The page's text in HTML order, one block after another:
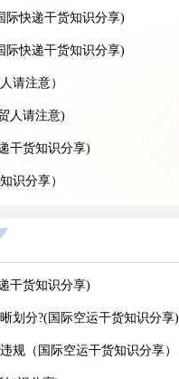
际快递干货知识分享)
际快递干货知识分享)
请注意）
人请注意)
干货知识分享)
识分享）
)
识分享）
分享）
逊卖家看过来)
干货知识分享)
划分?(国际空运干货知识分享)
规（国际空运干货知识分享）